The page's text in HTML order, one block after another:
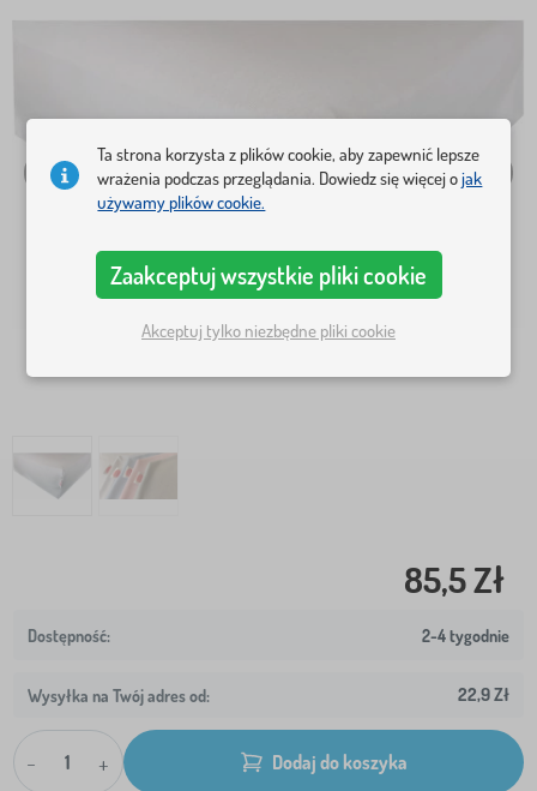
85,5 Zł
2-4 tygodnie
Wysyłka na Twój adres od: 22,9 Zł
- + Dodaj do koszyka
Ta strona korzysta z plików cookie, aby zapewnić lepsze
wrażenia podczas przeglądania. Dowiedz się więcej ojak
używamy plików cookie.
Zaakceptuj wszystkie pliki cookie
Akceptuj tylko niezbędne pliki cookie